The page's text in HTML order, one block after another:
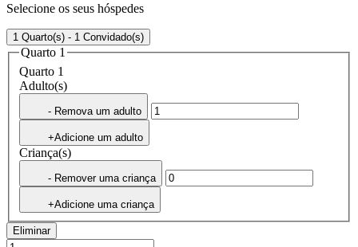
Selecione os seus hóspedes
1 Quarto(s) - 1 Convidado(s)
Quarto 1
Quarto 1
Adulto(s)
- Remova um adulto
+Adicione um adulto
Criança(s)
- Remover uma criança
+Adicione uma criança
Eliminar